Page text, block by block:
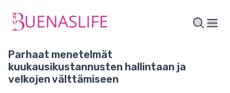
Parhaat menetelmät
kuukausikustannusten hallintaan ja
velkojen välttämiseen